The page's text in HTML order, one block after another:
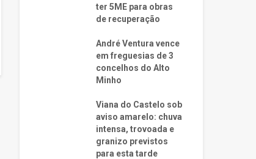
ter 5ME para obras
de recuperação
André Ventura vence
em freguesias de 3
concelhos do Alto
Minho
Viana do Castelo sob
aviso amarelo: chuva
intensa, trovoada e
granizo previstos
para esta tarde